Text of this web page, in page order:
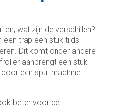
wat zijn de verschillen?
een trap een stuk tijds
Dit komt onder andere
aanbrengt een stuk
een spuitmachine
beter voor de